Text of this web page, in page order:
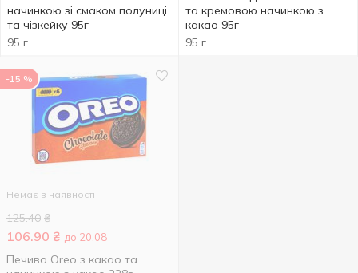
начинкою зі смаком полуниці
та чізкейку 95г
95 г
та кремовою начинкою з
какао 95г
95 г
-15 %
Немає в наявності
125.40 ₴
106.90 ₴ до 20.08
Печиво Oreo з какао та